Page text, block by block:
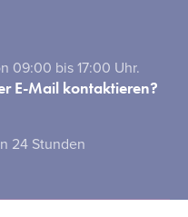
09:00 bis 17:00 Uhr.
E-Mail kontaktieren?
24 Stunden